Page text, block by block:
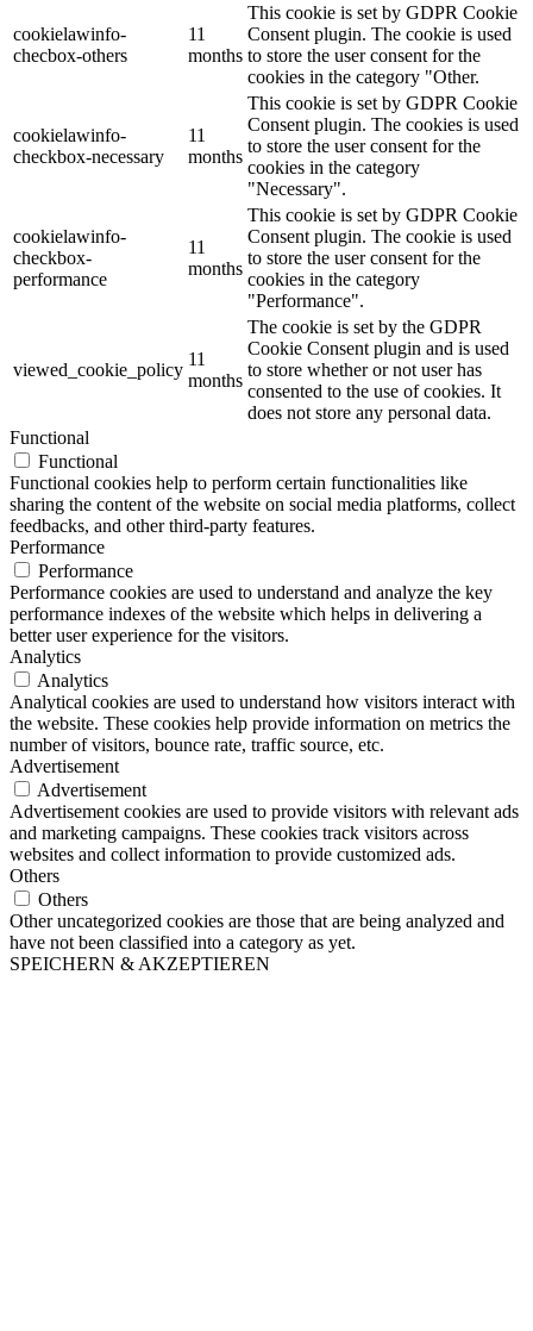
cookielawinfo-
checbox-others
11
months
This cookie is set by GDPR Cookie
Consent plugin. The cookie is used
to store the user consent for the
cookies in the category "Other.
cookielawinfo-
checkbox-necessary
11
months
This cookie is set by GDPR Cookie
Consent plugin. The cookies is used
to store the user consent for the
cookies in the category
"Necessary".
cookielawinfo-
checkbox-
performance
11
months
This cookie is set by GDPR Cookie
Consent plugin. The cookie is used
to store the user consent for the
cookies in the category
"Performance".
viewed_cookie_policy
11
months
The cookie is set by the GDPR
Cookie Consent plugin and is used
to store whether or not user has
consented to the use of cookies. It
does not store any personal data.
Functional
Functional
Functional cookies help to perform certain functionalities like
sharing the content of the website on social media platforms, collect
feedbacks, and other third-party features.
Performance
Performance
Performance cookies are used to understand and analyze the key
performance indexes of the website which helps in delivering a
better user experience for the visitors.
Analytics
Analytics
Analytical cookies are used to understand how visitors interact with
the website. These cookies help provide information on metrics the
number of visitors, bounce rate, traffic source, etc.
Advertisement
Advertisement
Advertisement cookies are used to provide visitors with relevant ads
and marketing campaigns. These cookies track visitors across
websites and collect information to provide customized ads.
Others
Others
Other uncategorized cookies are those that are being analyzed and
have not been classified into a category as yet.
SPEICHERN & AKZEPTIEREN